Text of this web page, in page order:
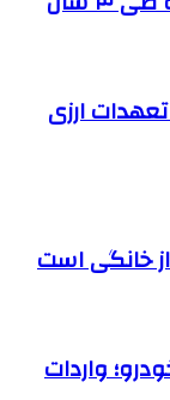
ارزی
واردات